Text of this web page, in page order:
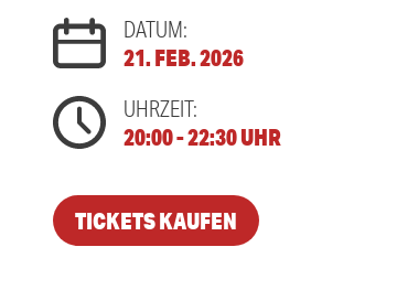
DATUM:
21. FEB. 2026
UHRZEIT:
20:00 - 22:30 UHR
TICKETS KAUFEN